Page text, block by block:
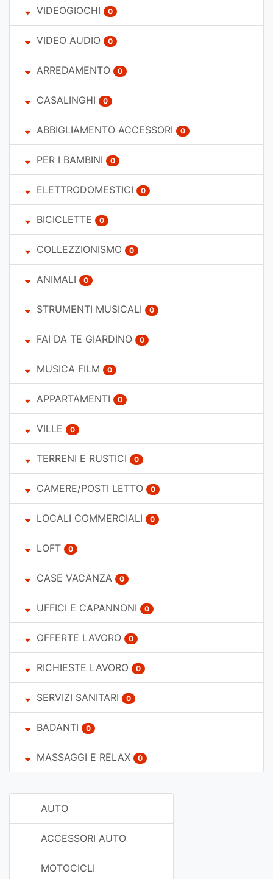
VIDEOGIOCHI 0
VIDEO AUDIO 0
ARREDAMENTO 0
CASALINGHI 0
ABBIGLIAMENTO ACCESSORI 0
PER I BAMBINI 0
ELETTRODOMESTICI 0
BICICLETTE 0
COLLEZZIONISMO 0
ANIMALI 0
STRUMENTI MUSICALI 0
FAI DA TE GIARDINO 0
MUSICA FILM 0
APPARTAMENTI 0
VILLE 0
TERRENI E RUSTICI 0
CAMERE/POSTI LETTO 0
LOCALI COMMERCIALI 0
LOFT 0
CASE VACANZA 0
UFFICI E CAPANNONI 0
OFFERTE LAVORO 0
RICHIESTE LAVORO 0
SERVIZI SANITARI 0
BADANTI 0
MASSAGGI E RELAX 0
AUTO
ACCESSORI AUTO
MOTOCICLI